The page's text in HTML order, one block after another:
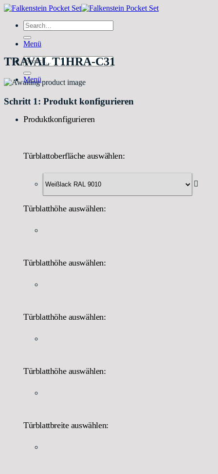
Zum
springenSearch
for:
Menü
Search
for:
Menü
TRAVAL T1HRA-C31
Schritt 1: Produkt konfigurieren
Produktkonfigurieren
Türblattoberfläche auswählen:
Türblatthöhe auswählen:
Türblatthöhe auswählen:
Türblatthöhe auswählen:
Türblatthöhe auswählen:
Türblattbreite auswählen: